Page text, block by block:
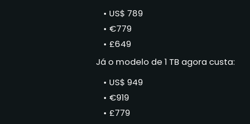
US$ 789
€779
£649
Já o modelo de 1 TB agora custa:
US$ 949
€919
£779